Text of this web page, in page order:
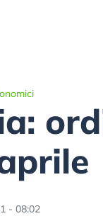
- 08:02